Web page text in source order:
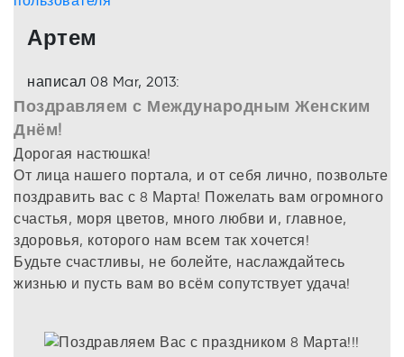
Артем
написал 08 Mar, 2013:
Поздравляем с Международным Женским
Днём!
Дорогая настюшка!
От лица нашего портала, и от себя лично, позвольте
поздравить вас с 8 Марта! Пожелать вам огромного
счастья, моря цветов, много любви и, главное,
здоровья, которого нам всем так хочется!
Будьте счастливы, не болейте, наслаждайтесь
жизнью и пусть вам во всём сопутствует удача!